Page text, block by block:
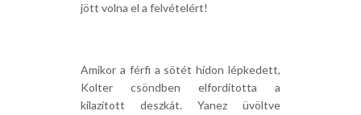
jött volna el a felvételért!
Amikor a férfi a sötét hídon lépkedett,
Kolter csöndben elfordította a
kilazított deszkát. Yanez üvöltve